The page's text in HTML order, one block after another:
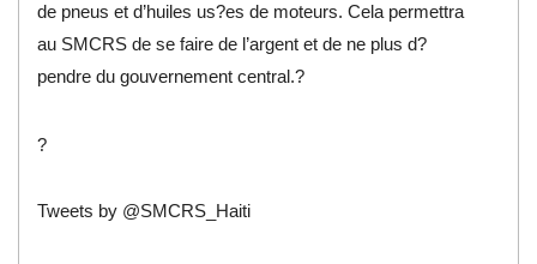
de pneus et d’huiles us?es de moteurs. Cela permettra
au SMCRS de se faire de l’argent et de ne plus d?
pendre du gouvernement central.?
?
Tweets by @SMCRS_Haiti